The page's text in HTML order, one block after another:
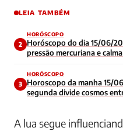
LEIA TAMBÉM
2
HORÓSCOPO
Horóscopo do dia 15/06/
pressão mercuriana e
3
HORÓSCOPO
Horoscopo da manha 15/
segunda divide cosmos
A lua segue